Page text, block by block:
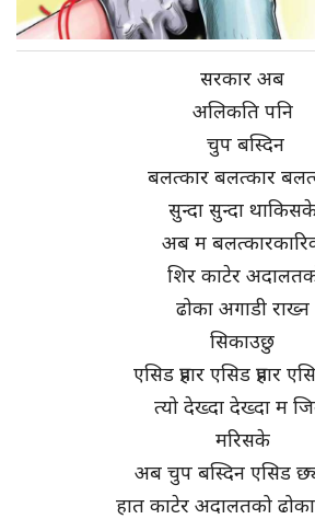
सरकार अब
अलिकति पनि
चुप बस्दिन
बलत्कार बलत्कार
सुन्दा सुन्दा
अब म
शिर काटेर
ढोका अगाडी राख्न
सिकाउछु
एसिड प्रहार एसिड प्रहार
त्यो देख्दा देख्दा म
मरिसके
अब चुप बस्दिन एसिड
हात काटेर अदालतको